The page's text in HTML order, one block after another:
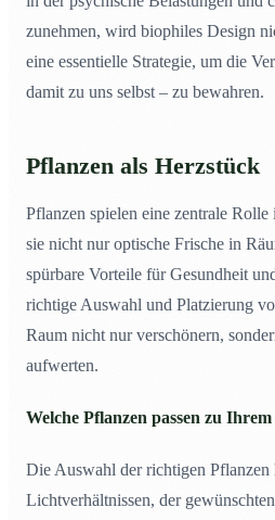
zunehmen, wird biophiles Design
eine essentielle Strategie, um die
damit zu uns selbst – zu bewahren.
Pflanzen als Herzstück
Pflanzen spielen eine zentrale Rolle
sie nicht nur optische Frische in
spürbare Vorteile für Gesundheit
richtige Auswahl und Platzierung
Raum nicht nur verschönern,
aufwerten.
Welche Pflanzen passen zu
Die Auswahl der richtigen Pflanzen
Lichtverhältnissen, der